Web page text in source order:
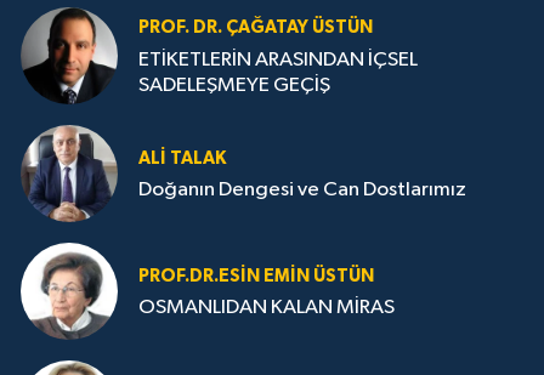
PROF. DR. ÇAĞATAY ÜSTÜN
ETİKETLERİN ARASINDAN İÇSEL
SADELEŞMEYE GEÇİŞ
ALI TALAK
Doğanın Dengesi ve Can Dostlarımız
PROF.DR.ESIN EMIN ÜSTÜN
OSMANLIDAN KALAN MİRAS